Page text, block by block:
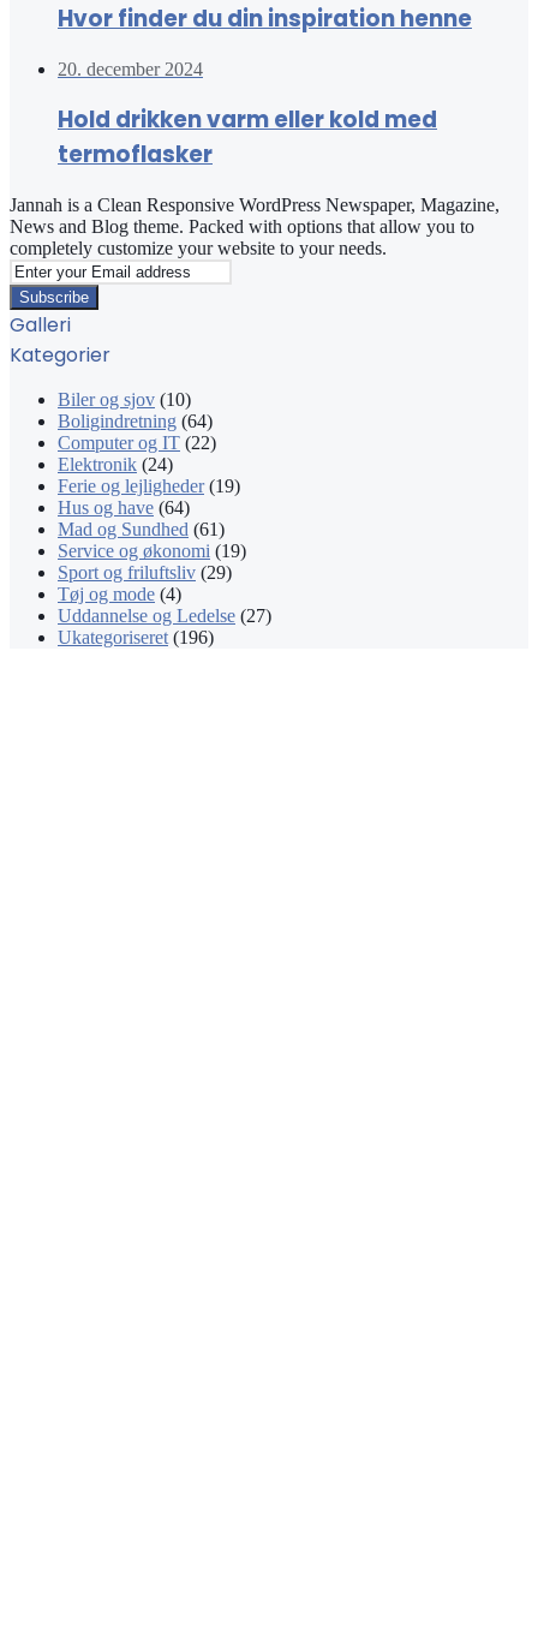
Hvor finder du din inspiration henne
20. december 2024
Hold drikken varm eller kold med
termoflasker
Jannah is a Clean Responsive WordPress Newspaper, Magazine,
News and Blog theme. Packed with options that allow you to
completely customize your website to your needs.
Enter
your
Email
address
Galleri
Kategorier
Biler og sjov (10)
Boligindretning (64)
Computer og IT (22)
Elektronik (24)
Ferie og lejligheder(19)
Hus og have (64)
Mad og Sundhed (61)
Service og økonomi (19)
Sport og friluftsliv (29)
Tøj og mode (4)
Uddannelse og Ledelse (27)
Ukategoriseret (196)